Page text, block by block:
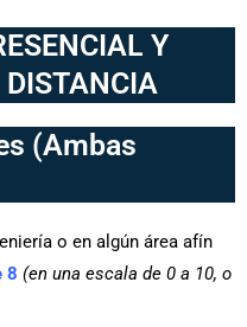
Y
(Ambas
o en algún área afín
8 (en una escala de 0 a 10, o